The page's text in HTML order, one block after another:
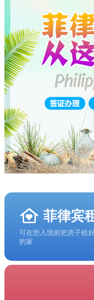
菲律宾
可在您入境前把房子租
的家